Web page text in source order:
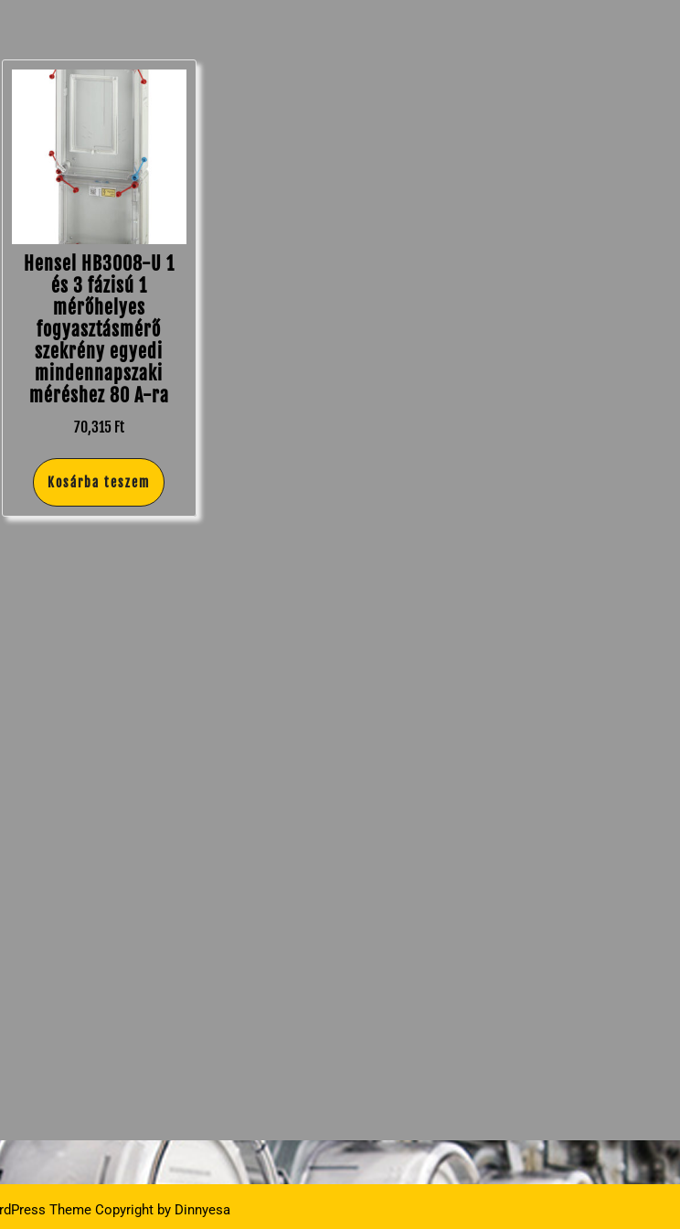
Hensel HB3008-U 1
és 3 fázisú 1
mérőhelyes
fogyasztásmérő
szekrény egyedi
mindennapszaki
méréshez 80 A-ra
70,315 Ft
Kosárba teszem
Theme Copyright by Dinnyesa